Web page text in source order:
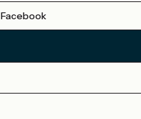
Facebook